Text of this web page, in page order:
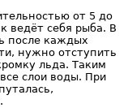
от 5 до
ведёт себя рыба. В
после каждых
нужно отступить
льда. Таким
слои воды. При